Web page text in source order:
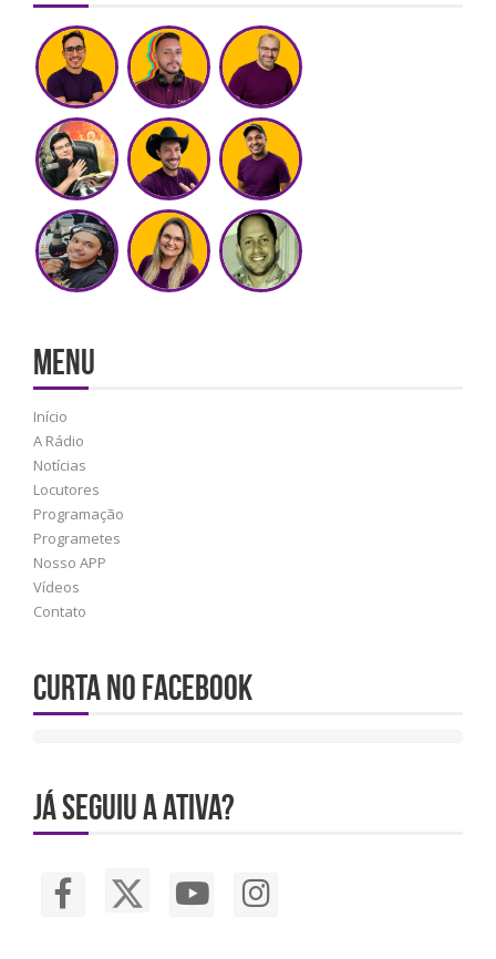
MENU
Início
A Rádio
Notícias
Locutores
Programação
Programetes
Nosso APP
Vídeos
Contato
Curta no Facebook
JÁ SEGUIU A ATIVA?